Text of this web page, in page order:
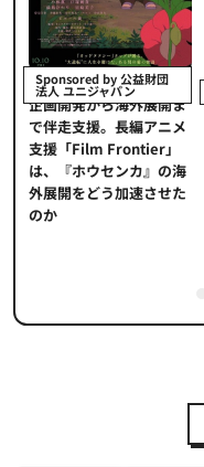
Sponsored by 公益財団
法人 ユニジャパン
企画開発から海外展開ま
で伴走支援。長編アニメ
支援「Film Frontier」
は、『ホウセンカ』の海
外展開をどう加速させた
のか